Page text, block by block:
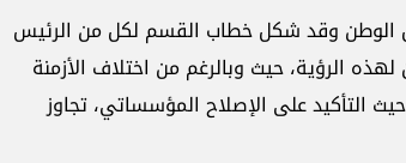
الوطن وقد شكل خطاب القسم لكل من الرئيس
جوزاف عون 2025 مثالين بارزين لهذه الرؤية، حيث وبالرغم من اختلاف الأزمنة
التأكيد على الإصلاح المؤسساتي، تجاوز